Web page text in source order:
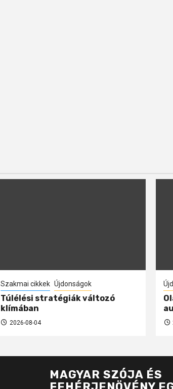
Szakmai cikkek Újdonságok
Túlélési stratégiák változó
klímában
2026-08-04
MAGYAR SZÓJA ÉS